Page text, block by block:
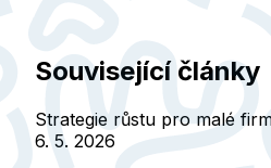
Související články
Strategie růstu pro malé
6. 5. 2026